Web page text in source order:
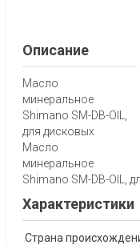
Описание
Масло
минеральное
Shimano SM-DB-OIL,
для дисковых
Масло
минеральное
Shimano SM-DB-OIL,
Характеристики
Страна